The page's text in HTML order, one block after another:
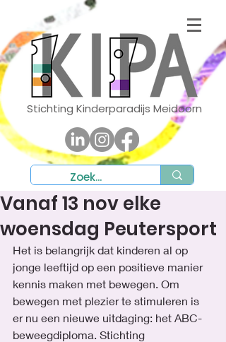
Stichting Kinderparadijs Meidoorn
Vanaf 13 nov elke
woensdag Peutersport
Het is belangrijk dat kinderen al op
jonge leeftijd op een positieve manier
kennis maken met bewegen. Om
bewegen met plezier te stimuleren is
er nu een nieuwe uitdaging: het ABC-
beweegdiploma. Stichting